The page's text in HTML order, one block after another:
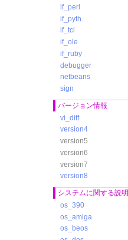
if_perl
if_pyth
if_tcl
if_ole
if_ruby
debugger
netbeans
sign
バージョン情報
vi_diff
version4
version5
version6
version7
version8
システムに関する説明
os_390
os_amiga
os_beos